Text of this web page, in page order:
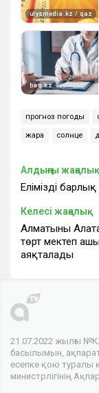
прогноз погоды
жара солнце
Алдыңғы жаңалық
Еліміздің
Келесі жаңалық
Алматының
төрт мектеп
аяқталады
21.07.2022 жылғы
басылымын,
есепке қою туралы
министрлігінің